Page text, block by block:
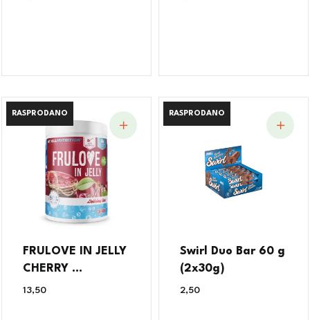
RASPRODANO
RASPRODANO
FRULOVE IN JELLY
CHERRY ...
13,50
RASPRODANO
RASPRODANO
Swirl Duo Bar 60 g
(2x30g)
2,50